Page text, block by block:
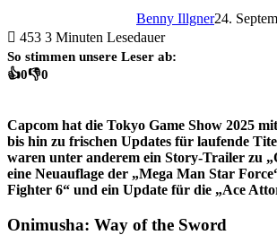
Benny Illgner24.
453 3 Minuten Lesedauer
So stimmen unsere Leser ab:
👍0👎0
Capcom hat die Tokyo Game Show 2025
bis hin zu frischen Updates für laufende
waren unter anderem ein Story-Trailer zu
eine Neuauflage der „Mega Man Star
Fighter 6“ und ein Update für die „Ace
Onimusha: Way of the Sword